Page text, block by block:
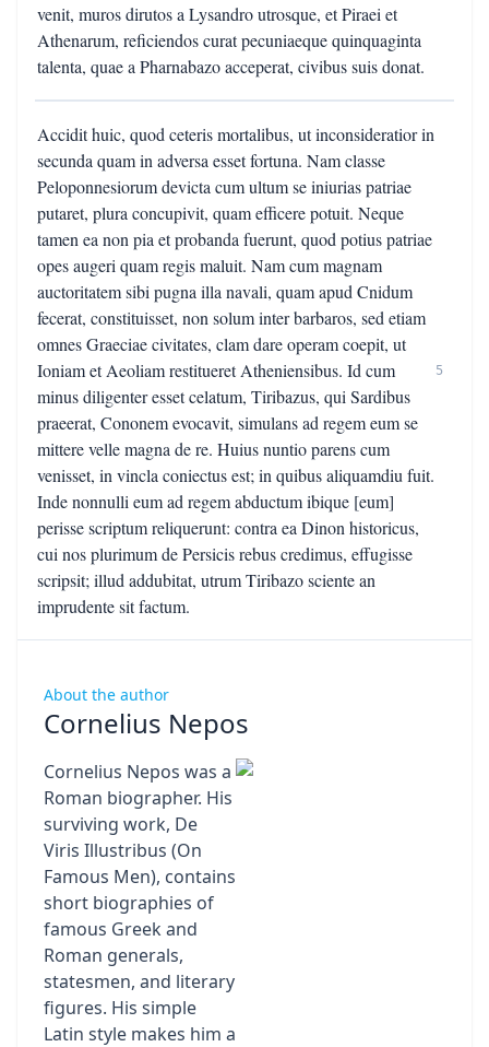
venit, muros dirutos a Lysandro utrosque, et Piraei et
Athenarum, reficiendos curat pecuniaeque quinquaginta
talenta, quae a Pharnabazo acceperat, civibus suis donat.
Accidit huic, quod ceteris mortalibus, ut inconsideratior in
secunda quam in adversa esset fortuna. Nam classe
Peloponnesiorum devicta cum ultum se iniurias patriae
putaret, plura concupivit, quam efficere potuit. Neque
tamen ea non pia et probanda fuerunt, quod potius patriae
opes augeri quam regis maluit. Nam cum magnam
auctoritatem sibi pugna illa navali, quam apud Cnidum
fecerat, constituisset, non solum inter barbaros, sed etiam
omnes Graeciae civitates, clam dare operam coepit, ut
Ioniam et Aeoliam restitueret Atheniensibus. Id cum
minus diligenter esset celatum, Tiribazus, qui Sardibus
praeerat, Cononem evocavit, simulans ad regem eum se
mittere velle magna de re. Huius nuntio parens cum
venisset, in vincla coniectus est; in quibus aliquamdiu fuit.
Inde nonnulli eum ad regem abductum ibique [eum]
perisse scriptum reliquerunt: contra ea Dinon historicus,
cui nos plurimum de Persicis rebus credimus, effugisse
scripsit; illud addubitat, utrum Tiribazo sciente an
imprudente sit factum.
5
About the author
Cornelius Nepos
Cornelius Nepos was a
Roman biographer. His
surviving work, De
Viris Illustribus (On
Famous Men), contains
short biographies of
famous Greek and
Roman generals,
statesmen, and literary
figures. His simple
Latin style makes him a